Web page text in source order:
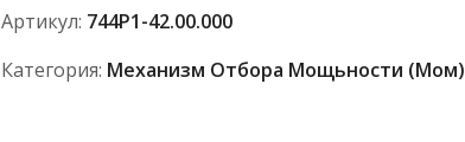
Артикул: 744P1-42.00.000
Категория: Механизм Отбора Мощьности (мом)